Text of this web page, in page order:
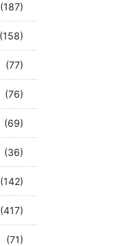
(50)
(187)
(158)
(77)
(76)
(69)
(36)
(142)